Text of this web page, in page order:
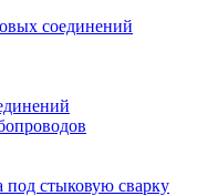
соединений
стыковую сварку